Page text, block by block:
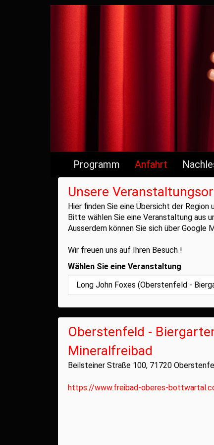
Programm Anfahrt
Unsere
Hier finden Sie eine Übersicht der
Bitte wählen Sie eine Veranstaltung aus
Ausserdem können Sie sich über Google
Wir freuen uns auf Ihren Besuch !
Wählen Sie eine Veranstaltung
Oberstenfeld -
Mineralfreibad
Beilsteiner Straße 100, 71720
https://www.freibad-oberes-